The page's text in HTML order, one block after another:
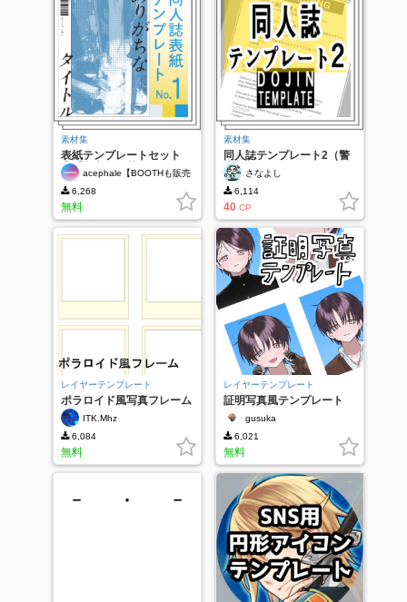
素材集
表紙テンプレートセット
①【文字差し替え+グリッ
ドテンプレート+オートア
クション】
acephale【BOOTHも販売
中】
6,268
無料
素材集
同人誌テンプレート2（警
告用）さなよし
6,114
40 CP
レイヤーテンプレート
ポラロイド風写真フレーム
ITK.Mhz
6,084
無料
レイヤーテンプレート
証明写真風テンプレート
gusuka
6,021
無料